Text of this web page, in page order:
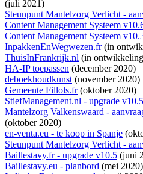
(juli 2021)
Steunpunt Mantelzorg Verlicht -
Content Management Systeem
Content Management Systeem
InpakkenEnWegwezen.fr(in
ThuisInFrankrijk.nl (in ontwikkeling
HA-IP toepassen (december 2020)
deboekhoudkunst(november 2020)
Gemeente Fillols.fr(oktober 2020)
StiefManagement.nl - upgrade
Mantelzorg Valkenswaard -
(oktober 2020)
en-venta.eu - te koop in Spanje
Steunpunt Mantelzorg Verlicht -
Baillestavy.fr - upgrade v10.5 (juni
Baillestavy.eu - planbord (mei 2020)